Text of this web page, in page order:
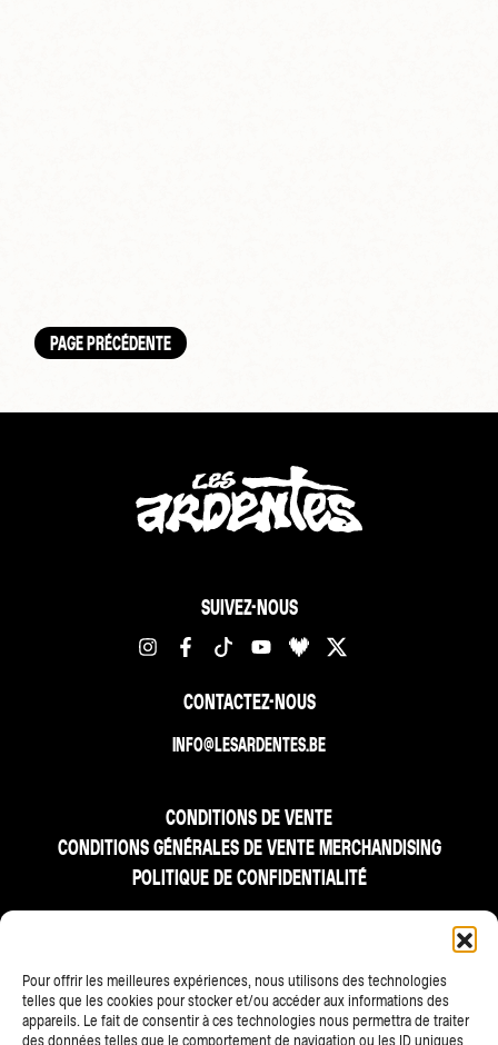
Pour offrir les meilleures expériences, nous utilisons des technologies
telles que les cookies pour stocker et/ou accéder aux informations des
appareils. Le fait de consentir à ces technologies nous permettra de traiter
des données telles que le comportement de navigation ou les ID uniques
PAGE PRÉCÉDENTE
SUIVEZ-NOUS
CONTACTEZ-NOUS
INFO@LESARDENTES.BE
CONDITIONS DE VENTE
CONDITIONS GÉNÉRALES DE VENTE MERCHANDISING
POLITIQUE DE CONFIDENTIALITÉ